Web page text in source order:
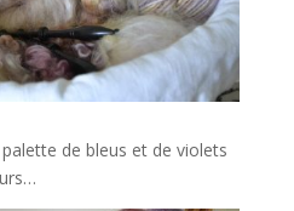
de bleus et de violets